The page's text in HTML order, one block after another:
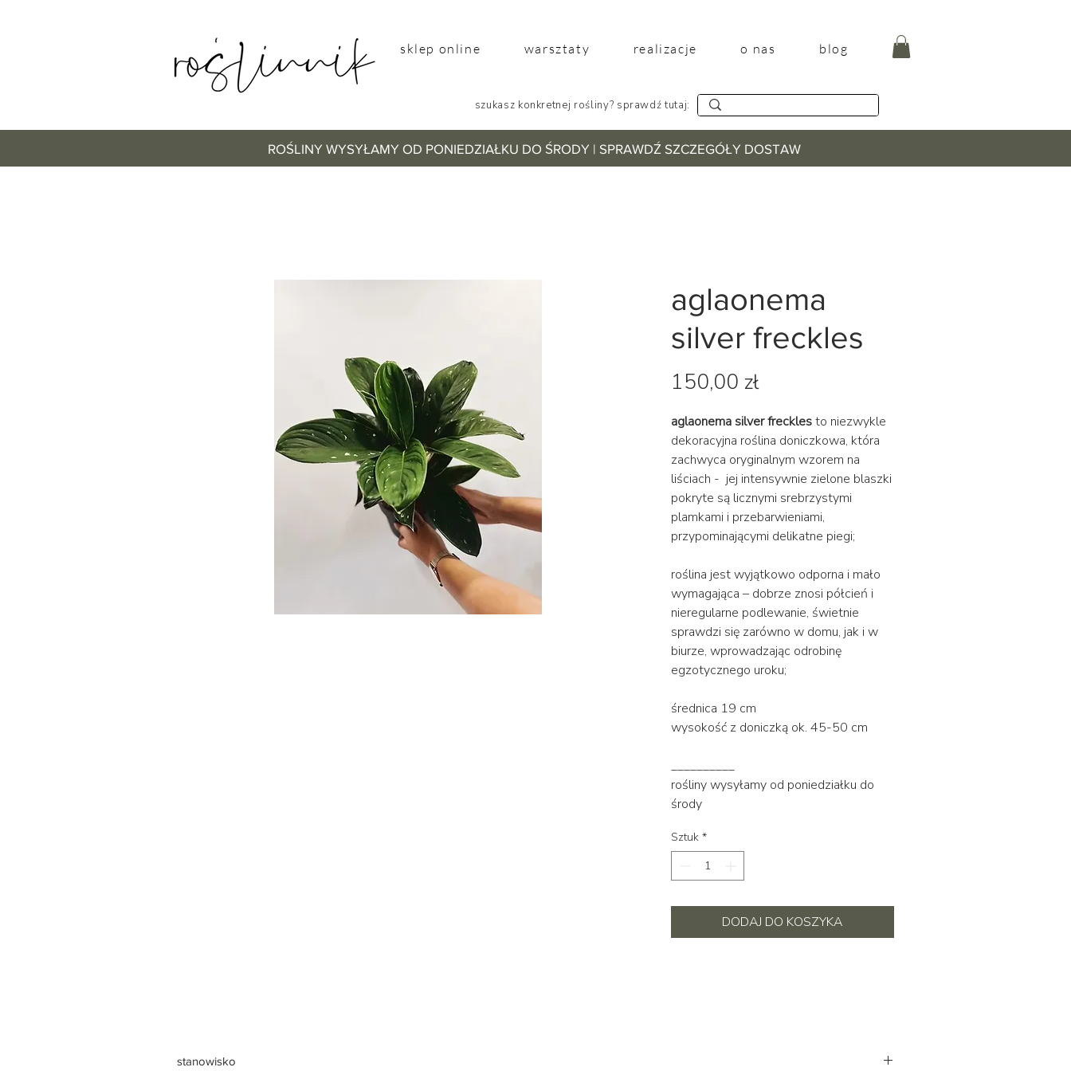
sklep online warsztaty realizacje o nas blog
szukasz konkretnej rośliny? sprawdź tutaj:
ROŚLINY WYSYŁAMY OD PONIEDZIAŁKU DO ŚRODY | SPRAWDŹ SZCZEGÓŁY DOSTAW
aglaonema
silver freckles
150,00 złCena
aglaonema silver frecklesto niezwykle
dekoracyjna roślina doniczkowa, która
zachwyca oryginalnym wzorem na
liściach - jej intensywnie zielone blaszki
pokryte są licznymi srebrzystymi
plamkami i przebarwieniami,
przypominającymi delikatne piegi;
roślina jest wyjątkowo odporna i mało
wymagająca – dobrze znosi półcień i
nieregularne podlewanie, świetnie
sprawdzi się zarówno w domu, jak i w
biurze, wprowadzając odrobinę
egzotycznego uroku;
średnica 19 cm
wysokość z doniczką ok. 45-50 cm
__________
rośliny wysyłamy od poniedziałku do
środy
Sztuk *
DODAJ DO KOSZYKA
stanowisko